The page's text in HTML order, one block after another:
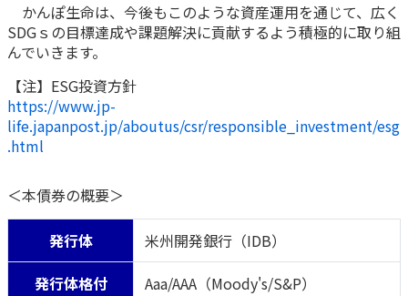
かんぽ生命は、今後もこのような資産運用を通じて、広く
SDGｓの目標達成や課題解決に貢献するよう積極的に取り組
んでいきます。
【注】ESG投資方針
https://www.jp-
life.japanpost.jp/aboutus/csr/responsible_investment/esg
.html
＜本債券の概要＞
発行体
米州開発銀行（IDB）
発行体格付
Aaa/AAA（Moody's/S&P）